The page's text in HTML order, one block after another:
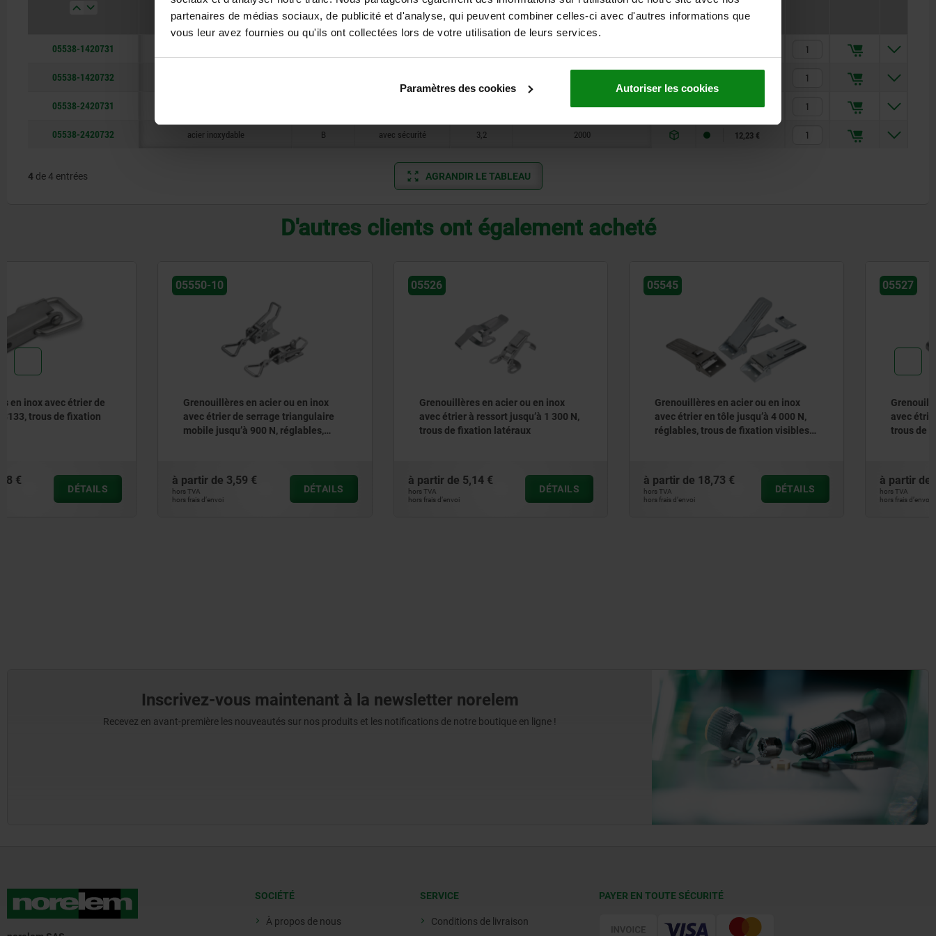
partenaires de médias sociaux, de publicité et d'analyse, qui peuvent combiner celles-ci avec d'autres informations que
vous leur avez fournies ou qu'ils ont collectées lors de votre utilisation de leurs services.
Paramètres des cookies Autoriser les cookies
Prix
05538-1420731
05538-1420732
05538-2420731 2000 5,07 €
05538-2420732 acier inoxydable B avec sécurité 3,2 2000 12,23 €
4 de 4 entrées AGRANDIR LE TABLEAU
D'autres clients ont également acheté
Grenouillères en acier ou en inox
avec étrier de serrage triangulaire
à partir de 3,59 €
hors frais d’envoi
DÉTAILS
Grenouillères en acier ou en inox
avec étrier à ressort jusqu’à 1 300 N,
trous de fixation latéraux
à partir de 5,14 €
hors frais d’envoi
DÉTAILS
Grenouillères en acier ou en inox
avec étrier en tôle jusqu’à 4 000 N,
réglables, trous de fixation visibles,
à partir de 18,73 €
hors frais d’envoi
DÉTAILS
Grenouillères en acier ou en inox
avec étrier à ressort jusqu’à 2 400 N,
trous de fixation cachés
à partir de 3,63 €
hors frais d’envoi
DÉTAILS
Inscrivez-vous maintenant à la newsletter norelem
Recevez en avant-première les nouveautés sur nos produits et les notifications de notre boutique en ligne !
SOCIÉTÉ
À propos de nous
SERVICE
Conditions de livraison
PAYER EN TOUTE SÉCURITÉ